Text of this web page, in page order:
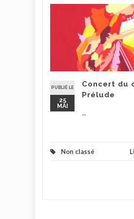
PUBLIÉ LE
25
MAI
Concert du
Prélude
...
Non classé